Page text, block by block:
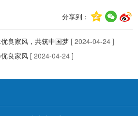
分享到：
良家风，共筑中国梦 [ 2024-04-24 ]
良家风 [ 2024-04-24 ]